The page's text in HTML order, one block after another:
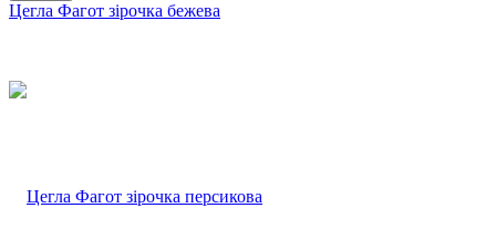
Цегла Фагот зірочка бежева